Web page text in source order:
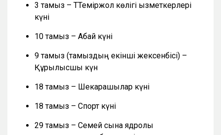
3 тамыз – ТТеміржол көлігі қызметкерлері
күні
10 тамыз – Абай күні
9 тамыз (тамыздың екінші жексенбісі) –
Құрылысшы күн
18 тамыз – Шекарашылар күні
18 тамыз – Спорт күні
29 тамыз – Семей сынақ ядролық